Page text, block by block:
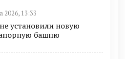
2026, 13:33
установили новую
башню